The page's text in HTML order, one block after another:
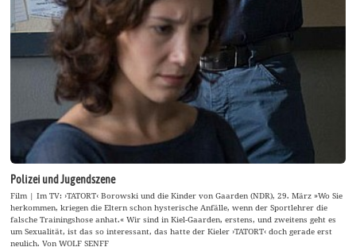
Polizei und Jugendszene
Film | Im TV: ›TATORT‹ Borowski und die Kinder von Gaarden (NDR), 29. März »Wo Sie
herkommen, kriegen die Eltern schon hysterische Anfälle, wenn der Sportlehrer die
falsche Trainingshose anhat.« Wir sind in Kiel-Gaarden, erstens, und zweitens geht es
um Sexualität, ist das so interessant, das hatte der Kieler ›TATORT‹ doch gerade erst
neulich. Von WOLF SENFF